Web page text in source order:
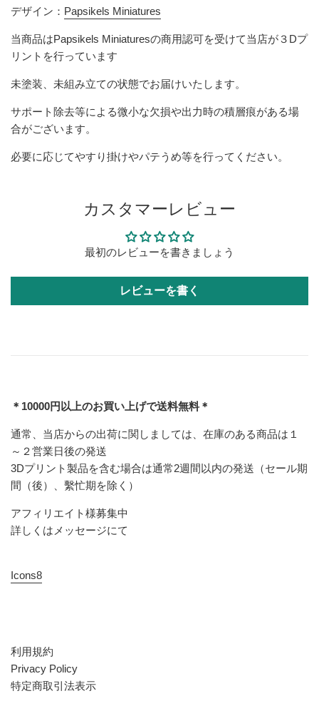
デザイン： Papsikels Miniatures
当商品はPapsikels Miniaturesの商用認可を受けて当店が３Dプ
リントを行っています
未塗装、未組み立ての状態でお届けいたします。
サポート除去等による微小な欠損や出力時の積層痕がある場
合がございます。
必要に応じてやすり掛けやパテうめ等を行ってください。
カスタマーレビュー
最初のレビューを書きましょう
レビューを書く
＊10000円以上のお買い上げで送料無料＊
通常、当店からの出荷に関しましては、在庫のある商品は１
～２営業日後の発送
3Dプリント製品を含む場合は通常2週間以内の発送（セール期
間（後）、繫忙期を除く）
アフィリエイト様募集中
詳しくはメッセージにて
Icons8
利用規約
Privacy Policy
特定商取引法表示